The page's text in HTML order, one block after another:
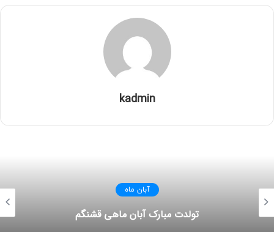
kadmin
آبان ماه
تولدت مبارک آبان ماهی قشنگم